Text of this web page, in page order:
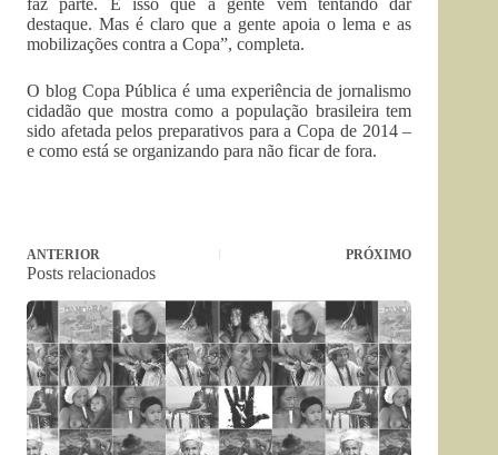
faz parte. É isso que a gente vem tentando dar
destaque. Mas é claro que a gente apoia o lema e as
mobilizações contra a Copa”, completa.
O blog Copa Pública é uma experiência de jornalismo
cidadão que mostra como a população brasileira tem
sido afetada pelos preparativos para a Copa de 2014 –
e como está se organizando para não ficar de fora.
ANTERIOR PRÓXIMO
Posts relacionados